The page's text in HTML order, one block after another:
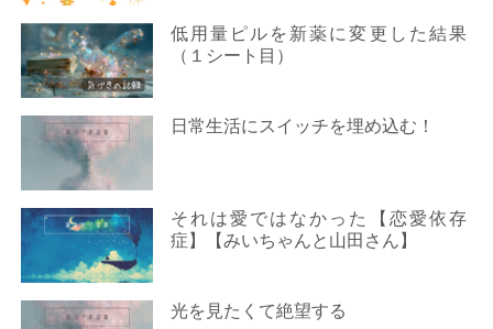
低用量ピルを新薬に変更した結果
（１シート目）
日常生活にスイッチを埋め込む！
それは愛ではなかった【恋愛依存
症】【みいちゃんと山田さん】
光を見たくて絶望する